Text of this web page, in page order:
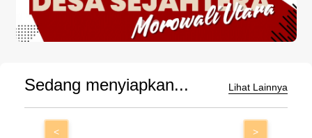
Sedang menyiapkan... Lihat Lainnya
< >